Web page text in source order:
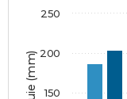
150
200
250